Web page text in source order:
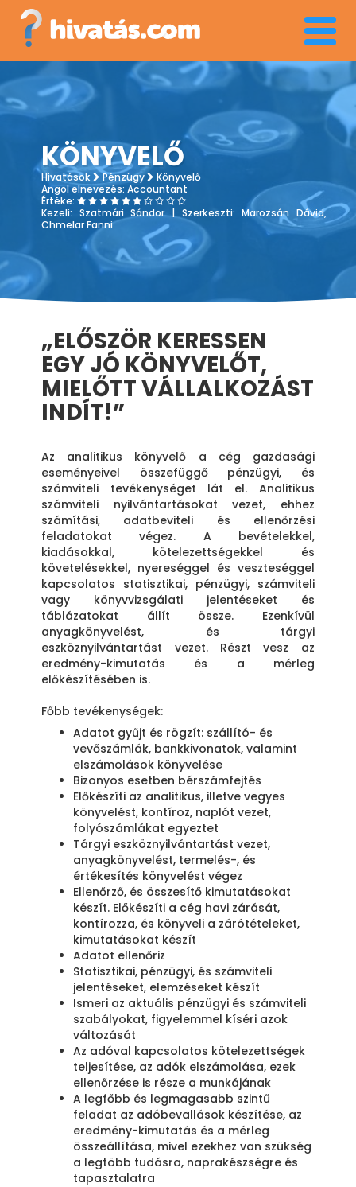
Menü
KÖNYVELŐ
Hivatások Pénzügy
Könyvelő
Angol elnevezés:Accountant
Értéke:
Kezeli: Szatmári Sándor | Szerkeszti: Marozsán Dávid,
Chmelar Fanni
„ELŐSZÖR KERESSEN
EGY JÓ KÖNYVELŐT,
MIELŐTT VÁLLALKOZÁST
INDÍT!”
Az analitikus könyvelő a cég gazdasági
eseményeivel összefüggő pénzügyi, és
számviteli tevékenységet lát el. Analitikus
számviteli nyilvántartásokat vezet, ehhez
számítási, adatbeviteli és ellenőrzési
feladatokat végez. A bevételekkel,
kiadásokkal, kötelezettségekkel és
követelésekkel, nyereséggel és veszteséggel
kapcsolatos statisztikai, pénzügyi, számviteli
vagy könyvvizsgálati jelentéseket és
táblázatokat állít össze. Ezenkívül
anyagkönyvelést, és tárgyi
eszköznyilvántartást vezet. Részt vesz az
eredmény-kimutatás és a mérleg
előkészítésében is.
Főbb tevékenységek:
Adatot gyűjt és rögzít: szállító- és
vevőszámlák, bankkivonatok, valamint
elszámolások könyvelése
Bizonyos esetben bérszámfejtés
Előkészíti az analitikus, illetve vegyes
könyvelést, kontíroz, naplót vezet,
folyószámlákat egyeztet
Tárgyi eszköznyilvántartást vezet,
anyagkönyvelést, termelés-, és
értékesítés könyvelést végez
Ellenőrző, és összesítő kimutatásokat
készít. Előkészíti a cég havi zárását,
kontírozza, és könyveli a zárótételeket,
kimutatásokat készít
Adatot ellenőriz
Statisztikai, pénzügyi, és számviteli
jelentéseket, elemzéseket készít
Ismeri az aktuális pénzügyi és számviteli
szabályokat, figyelemmel kíséri azok
változását
Az adóval kapcsolatos kötelezettségek
teljesítése, az adók elszámolása, ezek
ellenőrzése is része a munkájának
A legfőbb és legmagasabb szintű
feladat az adóbevallások készítése, az
eredmény-kimutatás és a mérleg
összeállítása, mivel ezekhez van szükség
a legtöbb tudásra, naprakészségre és
tapasztalatra